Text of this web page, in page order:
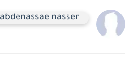
abdenassae nasser